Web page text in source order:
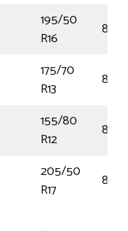
195/50
R16
88V
175/70
R13
82T
155/80
R12
88R
205/50
R17
89W